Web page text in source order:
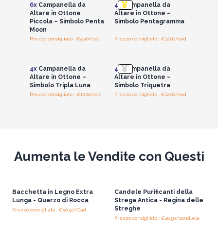
6xCampanella da
Altare in Ottone
Piccola – Simbolo Penta
Moon
Prezzo consigliato : €5.50/cad
4x Campanella da
Altare in Ottone –
Simbolo Pentagramma
Prezzo consigliato : €12.00/cad
4xCampanella da
Altare in Ottone –
Simbolo Tripla Luna
Prezzo consigliato : €12.00/cad
4x Campanella da
Altare in Ottone –
Simbolo Triquetra
Prezzo consigliato : €12.00/cad
Aumenta le Vendite con Questi
Bacchetta in Legno Extra
Lunga - Quarzo di Rocca
Prezzo consigliato : €50.40/Cad.
Candele Purificanti della
Strega Antica - Regina delle
Streghe
Prezzo consigliato : €20.90/candlela